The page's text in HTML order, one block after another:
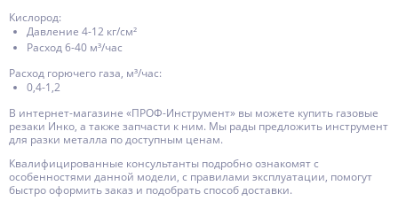
Кислород:
Давление 4-12 кг/см²
Расход 6-40 м³/час
Расход горючего газа, м³/час:
0,4-1,2
В интернет-магазине «ПРОФ-Инструмент» вы можете купить газовые
резаки Инко, а также запчасти к ним. Мы рады предложить инструмент
для разки металла по доступным ценам.
Квалифицированные консультанты подробно ознакомят с
особенностями данной модели, с правилами эксплуатации, помогут
быстро оформить заказ и подобрать способ доставки.